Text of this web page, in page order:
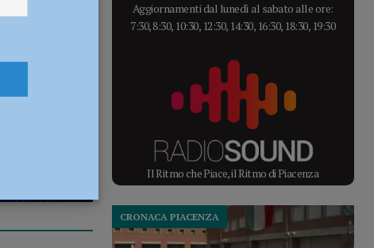
Aggiornamenti dal lunedì al sabato alle ore:
7:30, 8:30, 10:30, 12:30, 14:30, 16:30, 18:30, 19:30
Il Ritmo che Piace, il Ritmo di Piacenza
CRONACA PIACENZA